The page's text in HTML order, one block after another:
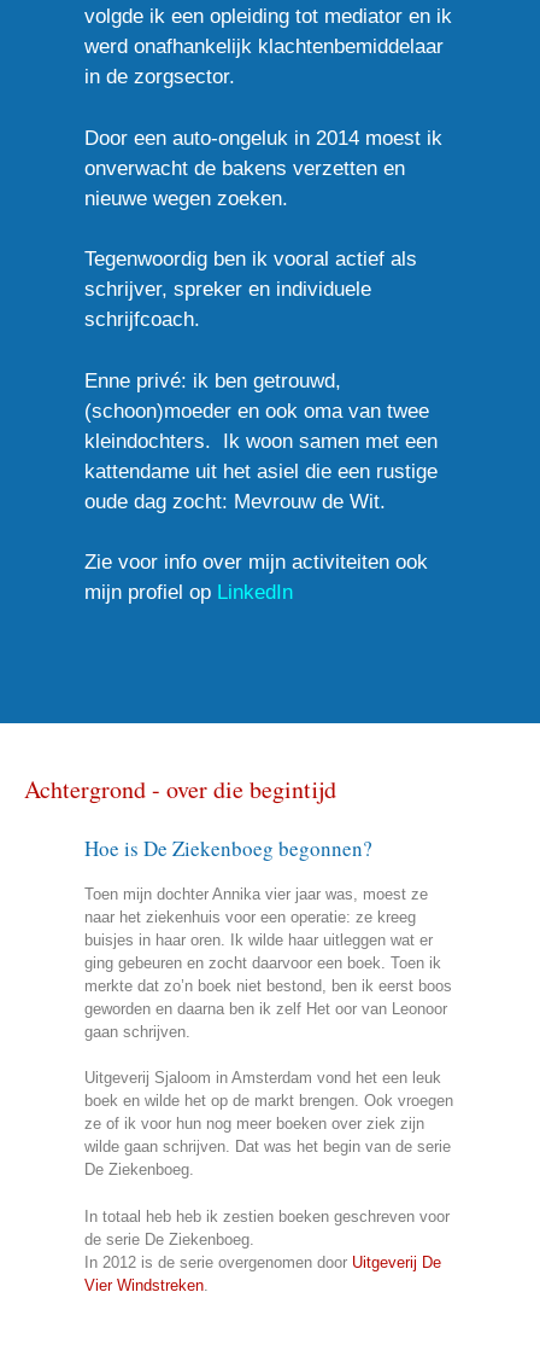
volgde ik een opleiding tot mediator en ik
werd onafhankelijk klachtenbemiddelaar
in de zorgsector.
Door een auto-ongeluk in 2014 moest ik
onverwacht de bakens verzetten en
nieuwe wegen zoeken.
Tegenwoordig ben ik vooral actief als
schrijver, spreker en individuele
schrijfcoach.
Enne privé: ik ben getrouwd,
(schoon)moeder en ook oma van twee
kleindochters. Ik woon samen met een
kattendame uit het asiel die een rustige
oude dag zocht: Mevrouw de Wit.
Zie voor info over mijn activiteiten ook
mijn profiel op LinkedIn
Achtergrond - over die begintijd
Hoe is De Ziekenboeg begonnen?
Toen mijn dochter Annika vier jaar was, moest ze
naar het ziekenhuis voor een operatie: ze kreeg
buisjes in haar oren. Ik wilde haar uitleggen wat er
ging gebeuren en zocht daarvoor een boek. Toen ik
merkte dat zo’n boek niet bestond, ben ik eerst boos
geworden en daarna ben ik zelf Het oor van Leonoor
gaan schrijven.
Uitgeverij Sjaloom in Amsterdam vond het een leuk
boek en wilde het op de markt brengen. Ook vroegen
ze of ik voor hun nog meer boeken over ziek zijn
wilde gaan schrijven. Dat was het begin van de serie
De Ziekenboeg.
In totaal heb heb ik zestien boeken geschreven voor
de serie De Ziekenboeg.
In 2012 is de serie overgenomen door Uitgeverij De
Vier Windstreken